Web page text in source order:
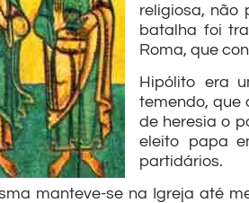
religiosa, não
batalha foi
Roma, que
Hipólito era
temendo, que
de heresia o
eleito papa
partidários.
manteve-se na Igreja até